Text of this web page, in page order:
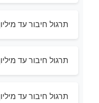
תרגול חיבור עד
תרגול חיבור עד
תרגול חיבור עד